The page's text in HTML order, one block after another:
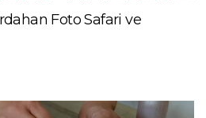
Foto Safari ve